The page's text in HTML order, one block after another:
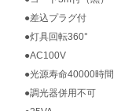
●差込プラグ付
●灯具回転360°
●AC100V
●光源寿命40000時間
●調光器併用不可